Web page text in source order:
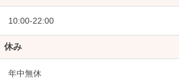
10:00-22:00
休み
年中無休